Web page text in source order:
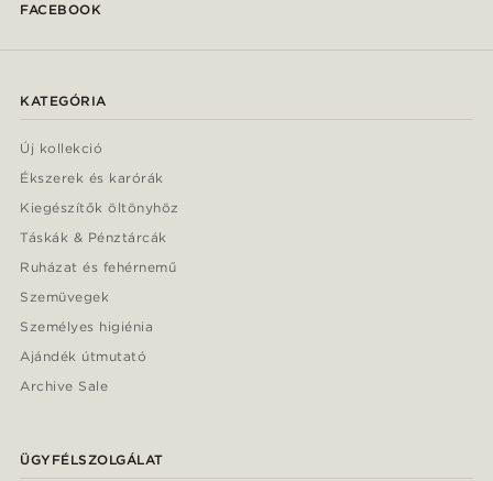
FACEBOOK
KATEGÓRIA
Új kollekció
Ékszerek és karórák
Kiegészítők öltönyhöz
Táskák & Pénztárcák
Ruházat és fehérnemű
Szemüvegek
Személyes higiénia
Ajándék útmutató
Archive Sale
ÜGYFÉLSZOLGÁLAT